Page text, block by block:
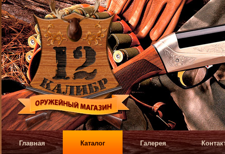
Главная Каталог Галерея